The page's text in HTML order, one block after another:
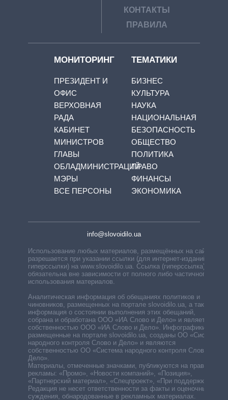
КОНТАКТЫ
ПРАВИЛА
МОНИТОРИНГ
ПРЕЗИДЕНТ И
ОФИС
ВЕРХОВНАЯ
РАДА
КАБИНЕТ
МИНИСТРОВ
ГЛАВЫ
ОБЛАДМИНИСТРАЦИЙ
МЭРЫ
ВСЕ ПЕРСОНЫ
ТЕМАТИКИ
БИЗНЕС
КУЛЬТУРА
НАУКА
НАЦИОНАЛЬНАЯ
БЕЗОПАСНОСТЬ
ОБЩЕСТВО
ПОЛИТИКА
ПРАВО
ФИНАНСЫ
ЭКОНОМИКА
info@slovoidilo.ua
Использование любых материалов, размещённых на сайте,
разрешается при указании ссылки (для интернет-изданий —
гиперссылки) на www.slovoidilo.ua. Ссылка (гиперссылка)
обязательна вне зависимости от полного либо частичного
использования материалов.
Аналитическая информация об обещаниях политиков и
чиновников, размещенных на портале slovoidilo.ua, а также
информация о состоянии выполнения этих обещаний,
собрана и обработана ООО «ИА Слово и Дело» и является
собственностью ООО «ИА Слово и Дело». Инфографики,
размещенные на портале slovoidilo.ua, созданы ОО «Система
народного контроля Слово и Дело» и являются
собственностью ОО «Система народного контроля Слово и
Дело».
Материалы, отмеченные значками, публикуются на правах
рекламы: «Промо», «Новости компаний», «Позиция»,
«Партнерский материал», «Спецпроект», «При поддержке».
Редакция не несет ответственности за факты и оценочные
суждения, обнародованные в рекламных материалах.